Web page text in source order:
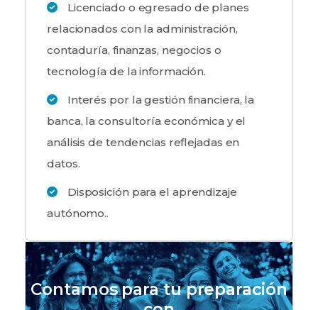
Licenciado o egresado de planes
relacionados con la administración,
contaduría, finanzas, negocios o
tecnología de la información.
Interés por la gestión financiera, la
banca, la consultoría económica y el
análisis de tendencias reflejadas en
datos.
Disposición para el aprendizaje
autónomo..
Contamos para tu preparación